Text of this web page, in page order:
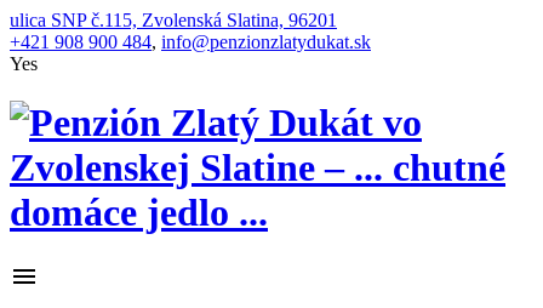
ulica SNP č.115, Zvolenská Slatina, 96201
+421 908 900 484, info@penzionzlatydukat.sk
Yes